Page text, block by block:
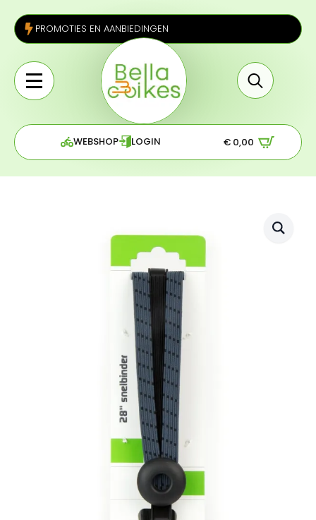
PROMOTIES EN AANBIEDINGEN
for:
WEBSHOP LOGIN € 0,00